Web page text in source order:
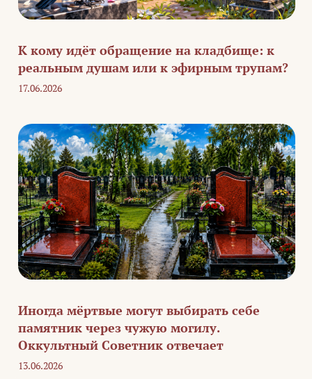
К кому идёт обращение на кладбище: к
реальным душам или к эфирным трупам?
17.06.2026
Иногда мёртвые могут выбирать себе
памятник через чужую могилу.
Оккультный Советник отвечает
13.06.2026